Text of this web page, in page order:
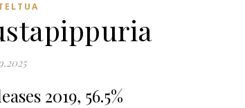
2019, 56.5%